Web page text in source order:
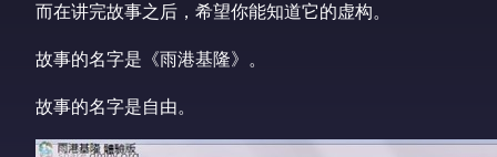
而在讲完故事之后，希望你能知道它的虚构。
故事的名字是《雨港基隆》。
故事的名字是自由。